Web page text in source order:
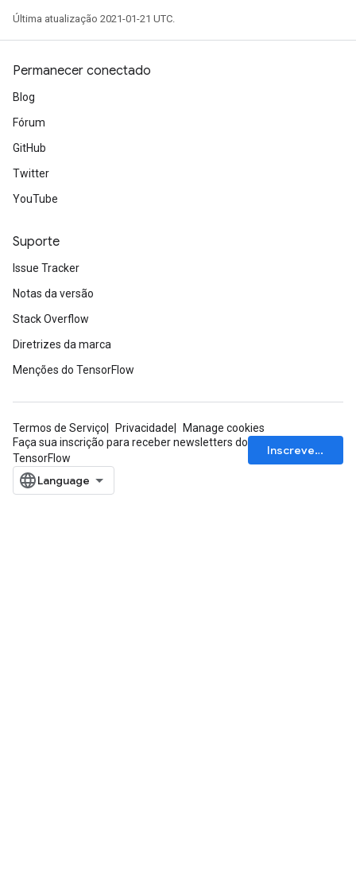
Última atualização 2021-01-21 UTC.
Permanecer conectado
Blog
Fórum
GitHub
Twitter
YouTube
Suporte
Issue Tracker
Notas da versão
Stack Overflow
Diretrizes da marca
Menções do TensorFlow
Termos de Serviço Privacidade
Manage cookies
Faça sua inscrição para receber newsletters do
TensorFlow
Inscrever-se